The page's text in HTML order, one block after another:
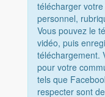
télécharger
personnel,
Vous pouvez le
vidéo, puis
téléchargement.
pour votre
tels que
respecter sont